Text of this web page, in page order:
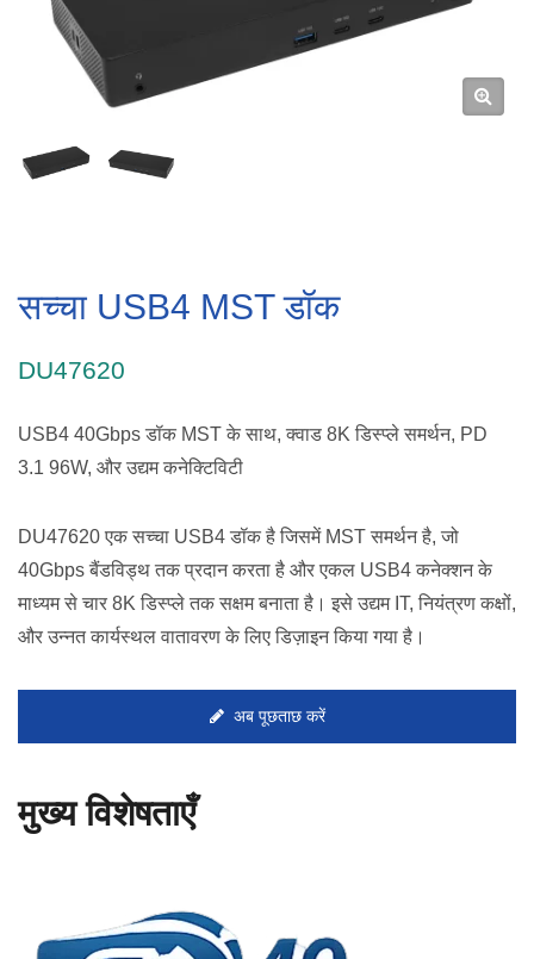
सच्चा USB4 MST डॉक
DU47620
USB4 40Gbps डॉक MST के साथ, क्वाड 8K डिस्प्ले समर्थन, PD
3.1 96W, और उद्यम कनेक्टिविटी
DU47620 एक सच्चा USB4 डॉक है जिसमें MST समर्थन है, जो
40Gbps बैंडविड्थ तक प्रदान करता है और एकल USB4 कनेक्शन के
माध्यम से चार 8K डिस्प्ले तक सक्षम बनाता है। इसे उद्यम IT, नियंत्रण कक्षों,
और उन्नत कार्यस्थल वातावरण के लिए डिज़ाइन किया गया है।
अब पूछताछ करें
मुख्य विशेषताएँ